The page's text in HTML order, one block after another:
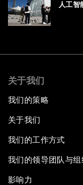
人工智
关于我们
我们的策略
关于我们
我们的工作方式
我们的领导团队与组
影响力